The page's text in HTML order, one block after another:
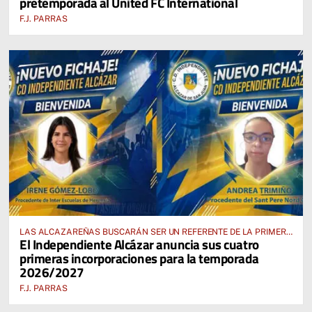
F.J. PARRAS
LAS ALCAZAREÑAS BUSCARÁN SER UN REFERENTE DE LA PRIMERA
AUTONÓMICA PREFERENTE FEMENINA
El Independiente Alcázar anuncia sus cuatro
primeras incorporaciones para la temporada
2026/2027
F.J. PARRAS